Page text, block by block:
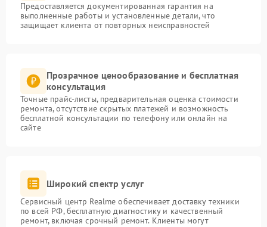
Предоставляется документированная гарантия на
выполненные работы и установленные детали, что
защищает клиента от повторных неисправностей
Прозрачное ценообразование и бесплатная
консультация
Точные прайс-листы, предварительная оценка стоимости
ремонта, отсутствие скрытых платежей и возможность
бесплатной консультации по телефону или онлайн на
сайте
Широкий спектр услуг
Сервисный центр Realme обеспечивает доставку техники
по всей РФ, бесплатную диагностику и качественный
ремонт, включая срочный ремонт. Клиенты могут